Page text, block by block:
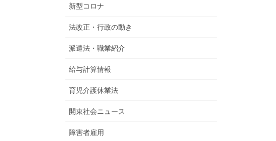
新型コロナ
法改正・行政の動き
派遣法・職業紹介
給与計算情報
育児介護休業法
開東社会ニュース
障害者雇用